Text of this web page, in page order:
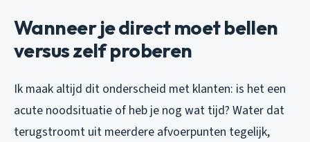
Wanneer je direct moet bellen
versus zelf proberen
Ik maak altijd dit onderscheid met klanten: is het een
acute noodsituatie of heb je nog wat tijd? Water dat
terugstroomt uit meerdere afvoerpunten tegelijk,